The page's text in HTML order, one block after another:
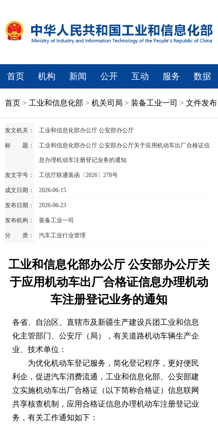
首页 机构 新闻 公开 互动 服务 数据
首页 > 工业和信息化部 > 机关司局 > 装备工业一司 > 文件发布
发文机关： 工业和信息化部办公厅 公安部办公厅
标 题： 工业和信息化部办公厅 公安部办公厅关于应用机动车出厂合格证信
息办理机动车注册登记业务的通知
发文字号： 工信厅联通装函〔2026〕278号
成文日期： 2026-06-15
发布日期： 2026-06-23
发布机构： 装备工业一司
分 类： 汽车工业行业管理
工业和信息化部办公厅 公安部办公厅关
于应用机动车出厂合格证信息办理机动
车注册登记业务的通知
各省、自治区、直辖市及新疆生产建设兵团工业和信息
化主管部门、公安厅（局），有关道路机动车辆生产企
业、技术单位：
为优化机动车登记服务，简化登记程序，更好便民
利企，促进汽车消费流通，工业和信息化部、公安部建
立实施机动车出厂合格证（以下简称合格证）信息联网
共享核查机制，应用合格证信息办理机动车注册登记业
务，有关工作通知如下：